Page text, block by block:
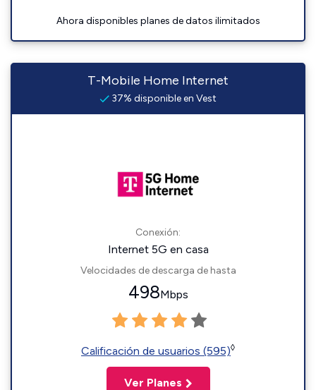
Ahora disponibles planes de datos ilimitados
T-Mobile Home Internet
37% disponible en Vest
Conexión:
Internet 5G en casa
Velocidades de descarga de hasta
498Mbps
Calificación de usuarios (595)◊
Ver Planes